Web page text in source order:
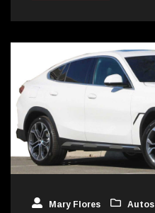
Mary Flores Autos